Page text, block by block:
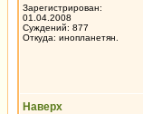
Зарегистрирован:
01.04.2008
Суждений: 877
Откуда: инопланетян.
Наверх